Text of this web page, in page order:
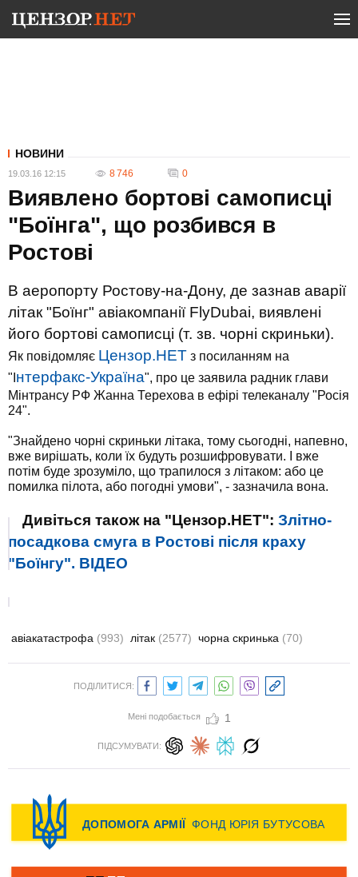
НОВИНИ
19.03.16 12:15 8 746 0
Виявлено бортові самописці
"Боїнга", що розбився в
Ростові
В аеропорту Ростову-на-Дону, де зазнав аварії
літак "Боїнг" авіакомпанії FlyDubai, виявлені
його бортові самописці (т. зв. чорні скриньки).
Як повідомляє Цензор.НЕТ з посиланням на
"І нтерфакс-Україна", про це заявила радник глави
Мінтрансу РФ Жанна Терехова в ефірі телеканалу "Росія
24".
"Знайдено чорні скриньки літака, тому сьогодні, напевно,
вже вирішать, коли їх будуть розшифровувати. І вже
потім буде зрозуміло, що трапилося з літаком: або це
помилка пілота, або погодні умови", - зазначила вона.
Дивіться також на "Цензор.НЕТ": Злітно-
посадкова смуга в Ростові після краху
"Боїнгу". ВІДЕО
авіакатастрофа (993) літак (2577) чорна скринька (70)
ПОДІЛИТИСЯ:
Мені подобається 1
ПІДСУМУВАТИ: